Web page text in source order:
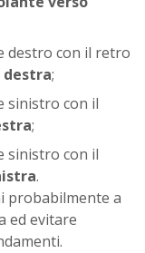
destro con il retro
;
sinistro con il
;
sinistro con il
.
probabilmente a
ed evitare